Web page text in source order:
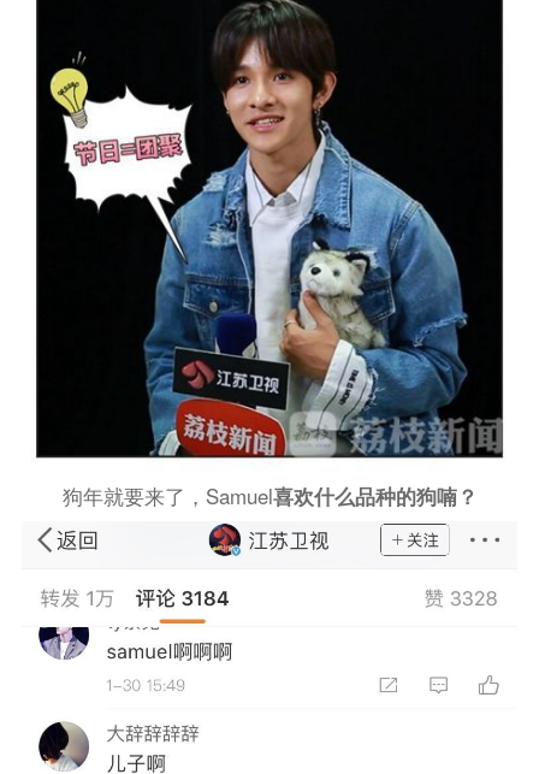
狗年就要来了， Samuel喜欢什么品种的狗喃？